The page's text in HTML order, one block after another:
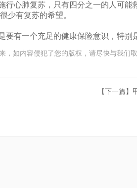
行心肺复苏，只有四分之一的人可能
少有复苏的希望。
有一个充足的健康保险意识，特别
，如内容侵犯了您的版权，请尽快与我们
【下一篇